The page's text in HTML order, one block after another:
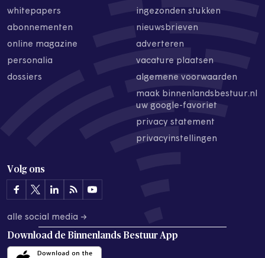
whitepapers
abonnementen
online magazine
personalia
dossiers
ingezonden stukken
nieuwsbrieven
adverteren
vacature plaatsen
algemene voorwaarden
maak binnenlandsbestuur.nl
uw google-favoriet
privacy statement
privacyinstellingen
Volg ons
alle social media →
Download de Binnenlands Bestuur App